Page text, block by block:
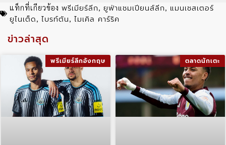
แท็กที่เกียวข้อง พรีเมียร์ลีก, ยูฟ่าแชมเปียนส์ลีก, แมนเชสเตอร์
ยูไนเต็ด, ไบรท์ตัน, ไมเคิล คาร์ริค
ข่าวล่าสุด
พรีเมียร์ลีกอังกฤษ ตลาดนักเตะ